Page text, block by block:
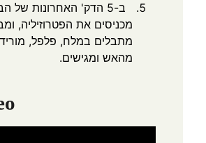
ב-5 הדק' האחרונות של
מכניסים את הפטרוזיליה,
מתבלים במלח, פלפל,
מהאש ומגישים.